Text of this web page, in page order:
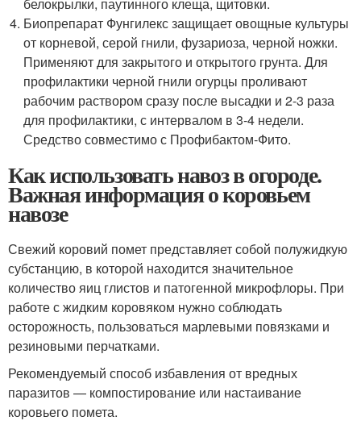
Биопрепарат Фунгилекс защищает овощные культуры
от корневой, серой гнили, фузариоза, черной ножки.
Применяют для закрытого и открытого грунта. Для
профилактики черной гнили огурцы проливают
рабочим раствором сразу после высадки и 2-3 раза
для профилактики, с интервалом в 3-4 недели.
Средство совместимо с Профибактом-Фито.
Как использовать навоз в огороде.
Важная информация о коровьем
навозе
Свежий коровий помет представляет собой полужидкую
субстанцию, в которой находится значительное
количество яиц глистов и патогенной микрофлоры. При
работе с жидким коровяком нужно соблюдать
осторожность, пользоваться марлевыми повязками и
резиновыми перчатками.
Рекомендуемый способ избавления от вредных
паразитов — компостирование или настаивание
коровьего помета.